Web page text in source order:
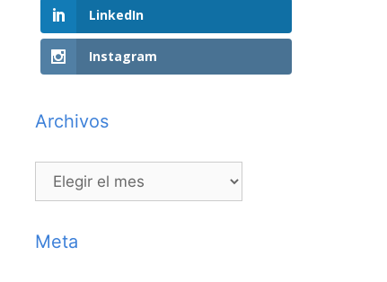
LinkedIn
Instagram
Archivos
Archivos
Meta